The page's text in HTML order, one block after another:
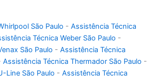
São Paulo - Assistência Técnica
Técnica Weber São Paulo -
São Paulo - Assistência Técnica
Assistência Técnica Thermador São Paulo -
Line São Paulo - Assistência Técnica